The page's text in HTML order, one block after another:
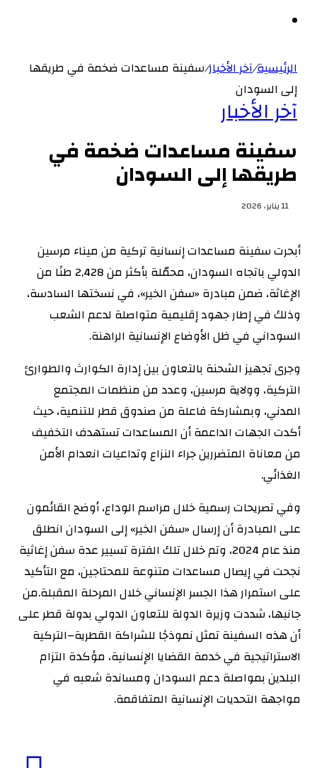
الرئيسية/آخر الأخبار/سفينة مساعدات ضخمة في طريقها
إلى السودان‏
آخر الأخبار
سفينة مساعدات ضخمة في
طريقها إلى السودان‏
11 يناير، 2026
أبحرت سفينة مساعدات إنسانية تركية من ميناء مرسين
الدولي باتجاه السودان، محمّلة بأكثر من 2,428 طنًا من
الإغاثة، ضمن مبادرة «سفن الخير»، في نسختها السادسة،
وذلك في إطار جهود إقليمية متواصلة لدعم الشعب
السوداني في ظل الأوضاع الإنسانية الراهنة.
‏‏وجرى تجهيز الشحنة بالتعاون بين إدارة الكوارث والطوارئ
التركية، وولاية مرسين، وعدد من منظمات المجتمع
المدني، وبمشاركة فاعلة من صندوق قطر للتنمية، حيث
أكدت الجهات الداعمة أن المساعدات تستهدف التخفيف
من معاناة المتضررين جراء النزاع وتداعيات انعدام الأمن
الغذائي.
‏‏وفي تصريحات رسمية خلال مراسم الوداع، أوضح القائمون
على المبادرة أن إرسال «سفن الخير» إلى السودان انطلق
منذ عام 2024، وتم خلال تلك الفترة تسيير عدة سفن إغاثية
نجحت في إيصال مساعدات متنوعة للمحتاجين، مع التأكيد
على استمرار هذا الجسر الإنساني خلال المرحلة المقبلة.‏‏من
جانبها، شددت وزيرة الدولة للتعاون الدولي بدولة قطر على
أن هذه السفينة تمثل نموذجًا للشراكة القطرية–التركية
الاستراتيجية في خدمة القضايا الإنسانية، مؤكدة التزام
البلدين بمواصلة دعم السودان ومساندة شعبه في
مواجهة التحديات الإنسانية المتفاقمة.